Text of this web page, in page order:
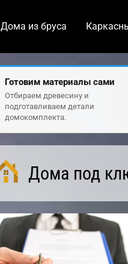
Дома из бруса
Готовим материалы сами
Отбираем древесину и
подготавливаем детали
домокомплекта.
Дома под